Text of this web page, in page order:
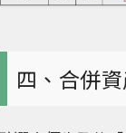
四、合併